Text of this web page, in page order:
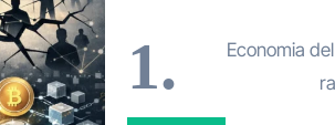
1.
Economia